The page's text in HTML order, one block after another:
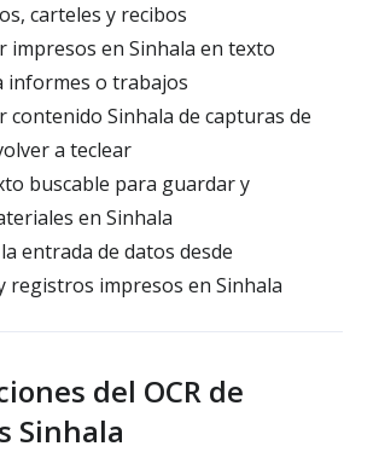
carteles y recibos
impresos en Sinhala en texto
informes o trabajos
contenido Sinhala de capturas de
a teclear
buscable para guardar y
en Sinhala
entrada de datos desde
registros impresos en Sinhala
del OCR de
Sinhala